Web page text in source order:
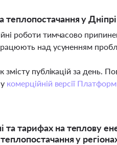
теплопостачання у
роботи тимчасово
над усуненням
публікацій за день.
комерційній версії
тарифах на теплову
у